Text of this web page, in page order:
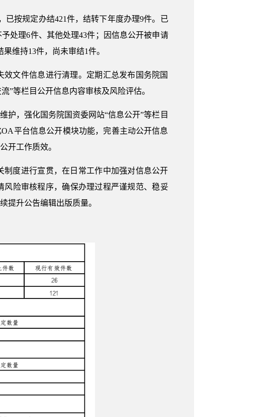
已按规定办结421件，结转下年度办理9件。已
处理6件、其他处理43件；因信息公开被申请
维持13件，尚未审结1件。
文件信息进行清理。定期汇总发布国务院国
”等栏目公开信息内容审核及风险评估。
护，强化国务院国资委网站“信息公开”等栏目
平台信息公开模块功能，完善主动公开信息
开工作质效。
制度进行宣贯，在日常工作中加强对信息公开
险审核程序，确保办理过程严谨规范、稳妥
提升公告编辑出版质量。